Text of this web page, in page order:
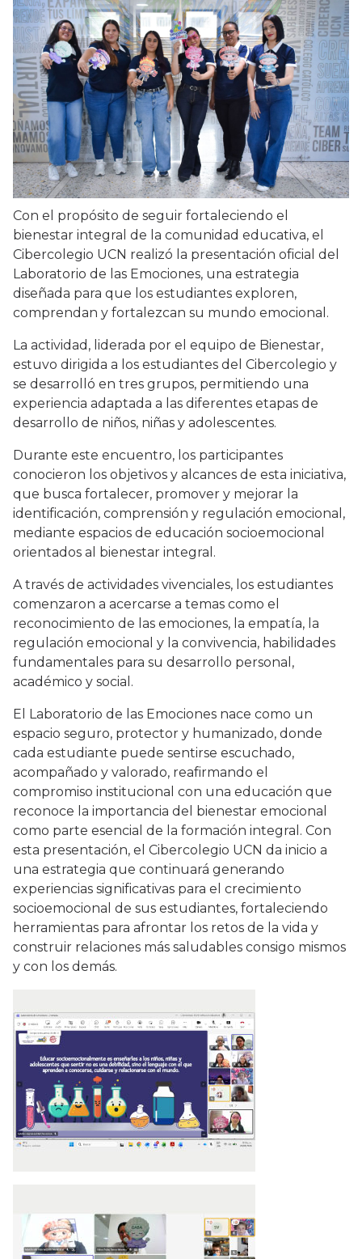
Con el propósito de seguir fortaleciendo el
bienestar integral de la comunidad educativa, el
Cibercolegio UCN realizó la presentación oficial del
Laboratorio de las Emociones, una estrategia
diseñada para que los estudiantes exploren,
comprendan y fortalezcan su mundo emocional.
La actividad, liderada por el equipo de Bienestar,
estuvo dirigida a los estudiantes del Cibercolegio y
se desarrolló en tres grupos, permitiendo una
experiencia adaptada a las diferentes etapas de
desarrollo de niños, niñas y adolescentes.
Durante este encuentro, los participantes
conocieron los objetivos y alcances de esta iniciativa,
que busca fortalecer, promover y mejorar la
identificación, comprensión y regulación emocional,
mediante espacios de educación socioemocional
orientados al bienestar integral.
A través de actividades vivenciales, los estudiantes
comenzaron a acercarse a temas como el
reconocimiento de las emociones, la empatía, la
regulación emocional y la convivencia, habilidades
fundamentales para su desarrollo personal,
académico y social.
El Laboratorio de las Emociones nace como un
espacio seguro, protector y humanizado, donde
cada estudiante puede sentirse escuchado,
acompañado y valorado, reafirmando el
compromiso institucional con una educación que
reconoce la importancia del bienestar emocional
como parte esencial de la formación integral. Con
esta presentación, el Cibercolegio UCN da inicio a
una estrategia que continuará generando
experiencias significativas para el crecimiento
socioemocional de sus estudiantes, fortaleciendo
herramientas para afrontar los retos de la vida y
construir relaciones más saludables consigo mismos
y con los demás.